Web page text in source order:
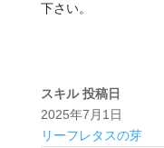
下さい。
スキル 投稿日
2025年7月1日
リーフレタスの芽